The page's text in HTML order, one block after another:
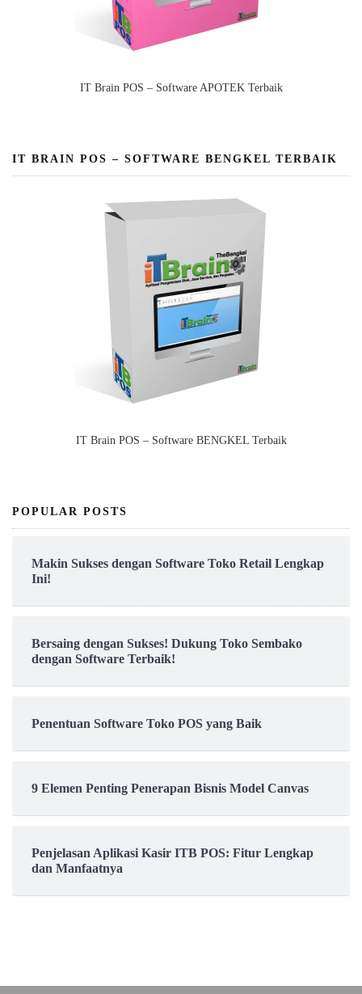
IT Brain POS – Software APOTEK Terbaik
IT BRAIN POS – SOFTWARE BENGKEL TERBAIK
IT Brain POS – Software BENGKEL Terbaik
POPULAR POSTS
Makin Sukses dengan Software Toko Retail Lengkap
Ini!
Bersaing dengan Sukses! Dukung Toko Sembako
dengan Software Terbaik!
Penentuan Software Toko POS yang Baik
9 Elemen Penting Penerapan Bisnis Model Canvas
Penjelasan Aplikasi Kasir ITB POS: Fitur Lengkap
dan Manfaatnya